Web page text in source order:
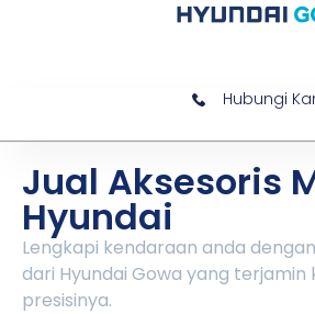
Hubungi
Jual Aksesoris
Hyundai
Lengkapi kendaraan anda
dari Hyundai Gowa yang terjamin
presisinya.